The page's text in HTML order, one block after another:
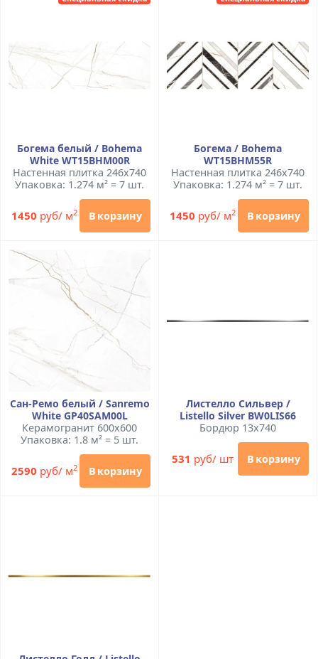
Богема белый / Bohema
White WT15BHM00R
Настенная плитка 246x740
Упаковка: 1.274 м² = 7 шт.
1450 руб/ м2 В корзину
Богема / Bohema
WT15BHM55R
Настенная плитка 246x740
Упаковка: 1.274 м² = 7 шт.
1450 руб/ м2 В корзину
Сан-Ремо белый / Sanremo
White GP40SAM00L
Керамогранит 600x600
Упаковка: 1.8 м² = 5 шт.
2590 руб/ м2 В корзину
Листелло Сильвер /
Listello Silver BW0LIS66
Бордюр 13x740
531 руб/ шт В корзину